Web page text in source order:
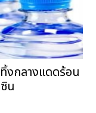
งกลางแดดร้อน
น